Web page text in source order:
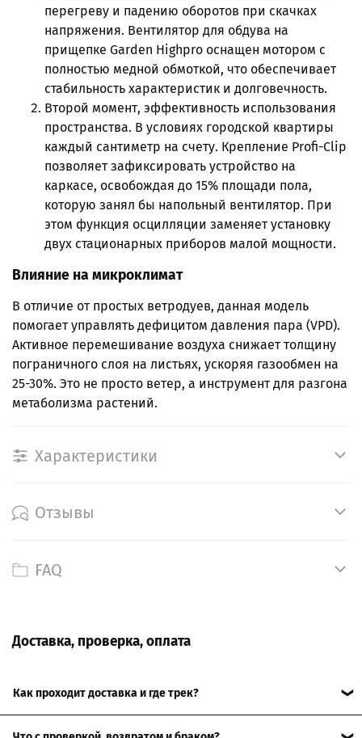
перегреву и падению оборотов при скачках
напряжения. Вентилятор для обдува на
прищепке Garden Highpro оснащен мотором с
полностью медной обмоткой, что обеспечивает
стабильность характеристик и долговечность.
Второй момент, эффективность использования
пространства. В условиях городской квартиры
каждый сантиметр на счету. Крепление Profi-Clip
позволяет зафиксировать устройство на
каркасе, освобождая до 15% площади пола,
которую занял бы напольный вентилятор. При
этом функция осцилляции заменяет установку
двух стационарных приборов малой мощности.
Влияние на микроклимат
В отличие от простых ветродуев, данная модель
помогает управлять дефицитом давления пара (VPD).
Активное перемешивание воздуха снижает толщину
пограничного слоя на листьях, ускоряя газообмен на
25-30%. Это не просто ветер, а инструмент для разгона
метаболизма растений.
Характеристики
Отзывы
FAQ
Доставка, проверка, оплата
Как проходит доставка и где трек?